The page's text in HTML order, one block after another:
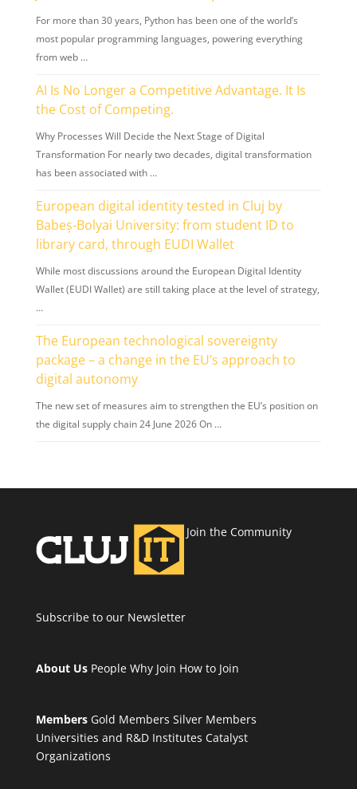
For more than 30 years, Python has been one of the world’s
most popular programming languages, powering everything
from web …
AI Is No Longer a Competitive Advantage. It Is
the Cost of Competing.
Why Processes Will Decide the Next Stage of Digital
Transformation For nearly two decades, digital transformation
has been associated with …
European digital identity tested in Cluj by
Babeș-Bolyai University: from student ID to
library card, through EUDI Wallet
While most discussions around the European Digital Identity
Wallet (EUDI Wallet) are still taking place at the level of strategy,
…
The European technological sovereignty
package – a change in the EU’s approach to
digital autonomy
The new set of measures aim to strengthen the EU’s position on
the digital supply chain 24 June 2026 On …
Join the Community
Subscribe to our Newsletter
About Us People Why Join How to Join
Members Gold Members Silver Members
Universities and R&D Institutes Catalyst
Organizations